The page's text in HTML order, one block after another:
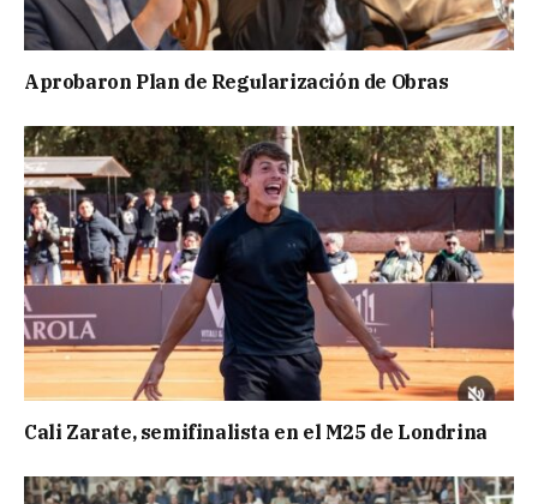
Aprobaron Plan de Regularización de Obras
Cali Zarate, semifinalista en el M25 de Londrina